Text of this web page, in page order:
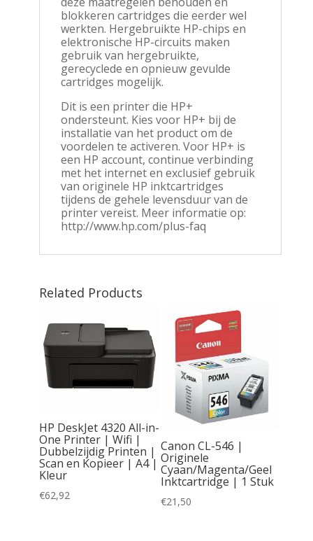
blokkeren cartridges die eerder wel
werkten. Hergebruikte HP-chips en
elektronische HP-circuits maken
gebruik van hergebruikte,
gerecyclede en opnieuw gevulde
cartridges mogelijk.
Dit is een printer die HP+
ondersteunt. Kies voor HP+ bij de
installatie van het product om de
voordelen te activeren. Voor HP+ is
een HP account, continue verbinding
met het internet en exclusief gebruik
van originele HP inktcartridges
tijdens de gehele levensduur van de
printer vereist. Meer informatie op:
http://www.hp.com/plus-faq
Related Products
HP DeskJet 4320 All-in-
One Printer | Wifi |
Dubbelzijdig Printen |
Scan en Kopieer | A4 |
Kleur
€62,92
Canon CL-546 |
Originele
Cyaan/Magenta/Geel
Inktcartridge | 1 Stuk
€21,50